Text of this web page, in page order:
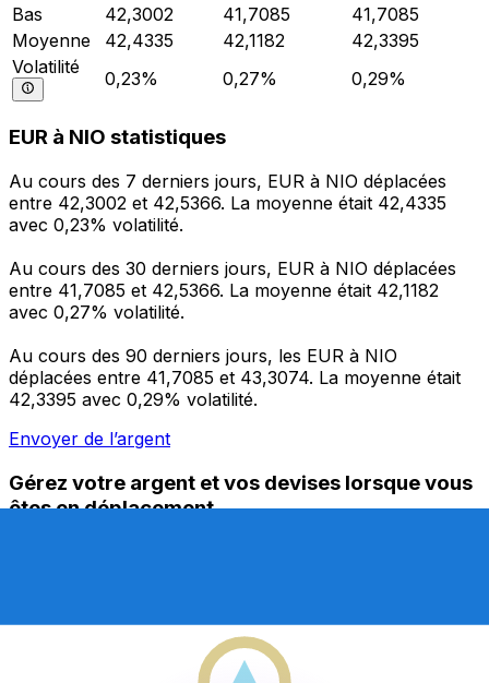
Bas
42,3002 41,7085
41,7085
Moyenne
42,4335 42,1182
42,3395
Volatilité
0,23% 0,27% 0,29%
EUR à NIO statistiques
Au cours des 7 derniers jours, EUR à NIO déplacées
entre 42,3002 et 42,5366. La moyenne était 42,4335
avec 0,23% volatilité.
Au cours des 30 derniers jours, EUR à NIO déplacées
entre 41,7085 et 42,5366. La moyenne était 42,1182
avec 0,27% volatilité.
Au cours des 90 derniers jours, les EUR à NIO
déplacées entre 41,7085 et 43,3074. La moyenne était
42,3395 avec 0,29% volatilité.
Envoyer de l’argent
Gérez votre argent et vos devises lorsque vous
êtes en déplacement
l'argent à l'étranger sans frais cachés. Téléchargez
l'application dès aujourd'hui !